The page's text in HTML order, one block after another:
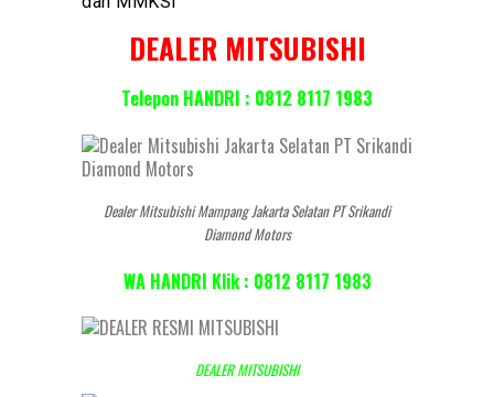
DEALER MITSUBISHI
Telepon HANDRI : 0812 8117 1983
Dealer Mitsubishi Mampang Jakarta Selatan PT Srikandi
Diamond Motors
WA HANDRI Klik : 0812 8117 1983
DEALER MITSUBISHI